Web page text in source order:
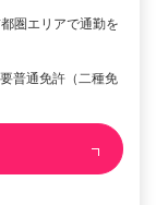
圏エリアで通勤を
普通免許（二種免